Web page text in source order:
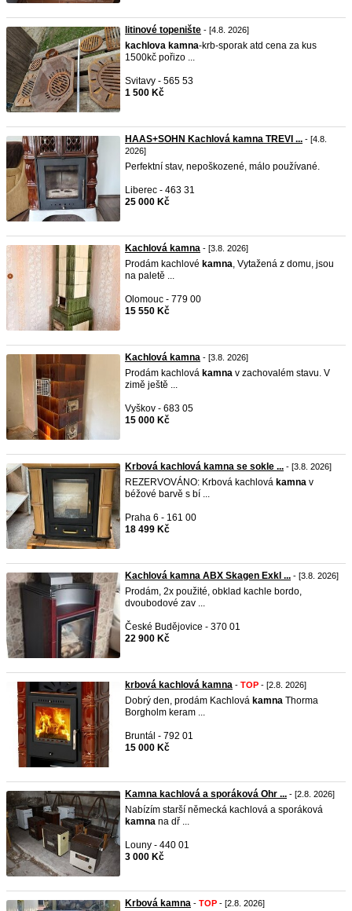
litinové topenište - [4.8. 2026]
kachlova kamna-krb-sporak atd cena za kus
1500kč pořizo ...
Svitavy - 565 53
1 500 Kč
HAAS+SOHN Kachlová kamna TREVI ... - [4.8.
2026]
Perfektní stav, nepoškozené, málo používané.
Liberec - 463 31
25 000 Kč
Kachlová kamna - [3.8. 2026]
Prodám kachlové kamna, Vytažená z domu, jsou
na paletě ...
Olomouc - 779 00
15 550 Kč
Kachlová kamna - [3.8. 2026]
Prodám kachlová kamna v zachovalém stavu. V
zimě ještě ...
Vyškov - 683 05
15 000 Kč
Krbová kachlová kamna se sokle ... - [3.8. 2026]
REZERVOVÁNO: Krbová kachlová kamna v
béžové barvě s bí ...
Praha 6 - 161 00
18 499 Kč
Kachlová kamna ABX Skagen Exkl ... - [3.8. 2026]
Prodám, 2x použité, obklad kachle bordo,
dvoubodové zav ...
České Budějovice - 370 01
22 900 Kč
krbová kachlová kamna - TOP - [2.8. 2026]
Dobrý den, prodám Kachlová kamna Thorma
Borgholm keram ...
Bruntál - 792 01
15 000 Kč
Kamna kachlová a sporáková Ohr ... - [2.8. 2026]
Nabízím starší německá kachlová a sporáková
kamna na dř ...
Louny - 440 01
3 000 Kč
Krbová kamna - TOP - [2.8. 2026]